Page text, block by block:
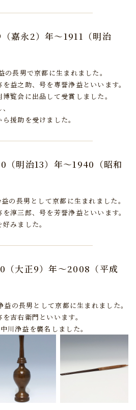
嘉永2）年～1911（明治
長男で京都に生まれました。
益之助、号を専誉浄益といいます。
覧会に出品して受賞しました。
援助を受けました。
（明治13）年～1940（昭和
の長男として京都に生まれました。
淳三郎、号を芳誉浄益といいます。
みました。
（大正9）年～2008（平成
の長男として京都に生まれました。
吉右衛門といいます。
川浄益を襲名しました。